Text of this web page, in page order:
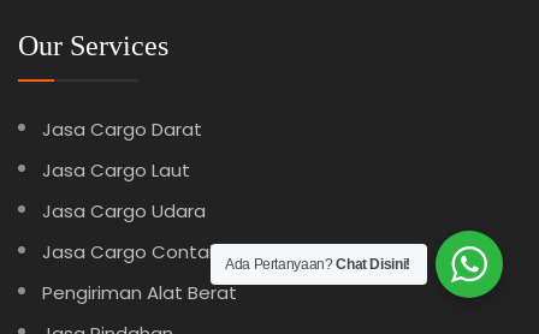
Our Services
Jasa Cargo Darat
Jasa Cargo Laut
Jasa Cargo Udara
Jasa Cargo Container
Pengiriman Alat Berat
Ada Pertanyaan?Chat Disini!